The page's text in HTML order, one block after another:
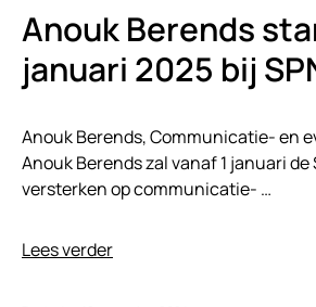
Anouk Berends
januari 2025 bij
Anouk Berends, Communicatie- en
Anouk Berends zal vanaf 1 januari de
versterken op communicatie- …
Lees verder